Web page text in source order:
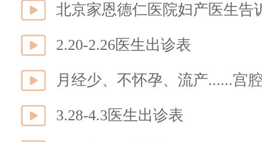
北京家恩德仁医院妇产医生告
2.20-2.26医生出诊表
月经少、不怀孕、流产......宫
3.28-4.3医生出诊表